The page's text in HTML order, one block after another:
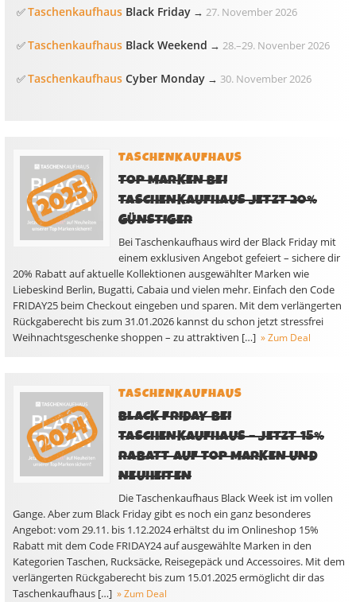
✅Taschenkaufhaus Black Friday → 27. November 2026
✅Taschenkaufhaus Black Weekend → 28.–29. Novenber 2026
✅Taschenkaufhaus Cyber Monday → 30. November 2026
TASCHENKAUFHAUS
TOP MARKEN BEI
TASCHENKAUFHAUS JETZT 20%
GÜNSTIGER
Bei Taschenkaufhaus wird der Black Friday mit
einem exklusiven Angebot gefeiert – sichere dir
20% Rabatt auf aktuelle Kollektionen ausgewählter Marken wie
Liebeskind Berlin, Bugatti, Cabaia und vielen mehr. Einfach den Code
FRIDAY25 beim Checkout eingeben und sparen. Mit dem verlängerten
Rückgaberecht bis zum 31.01.2026 kannst du schon jetzt stressfrei
Weihnachtsgeschenke shoppen – zu attraktiven […] » Zum Deal
TASCHENKAUFHAUS
BLACK FRIDAY BEI
TASCHENKAUFHAUS – JETZT 15%
RABATT AUF TOP MARKEN UND
NEUHEITEN
Die Taschenkaufhaus Black Week ist im vollen
Gange. Aber zum Black Friday gibt es noch ein ganz besonderes
Angebot: vom 29.11. bis 1.12.2024 erhältst du im Onlineshop 15%
Rabatt mit dem Code FRIDAY24 auf ausgewählte Marken in den
Kategorien Taschen, Rucksäcke, Reisegepäck und Accessoires. Mit dem
verlängerten Rückgaberecht bis zum 15.01.2025 ermöglicht dir das
Taschenkaufhaus […] » Zum Deal